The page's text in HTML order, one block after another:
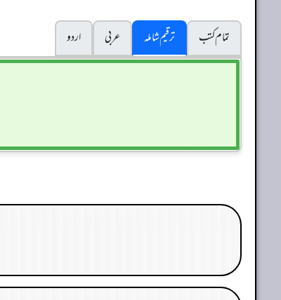
تمام کتب
ترقیم شاملہ عربی
اردو